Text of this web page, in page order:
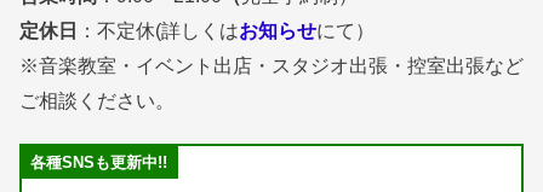
定休日
：不定休(詳しくはお知らせにて）
※音楽教室・イベント出店・スタジオ出張・控室出張など
ご相談ください。
各種SNSも更新中!!